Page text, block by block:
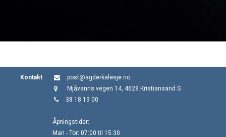
Kontakt
post@agderkalesje.no
Mjåvanns vegen 14, 4628 Kristiansand S
38 18 19 00
Åpningstider:
Man - Tor: 07:00 til 15:30